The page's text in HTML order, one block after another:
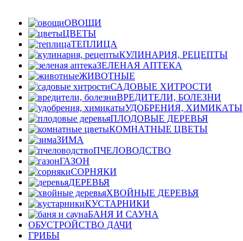
ОВОЩИ
ЦВЕТЫ
ТЕПЛИЦА
КУЛИНАРИЯ, РЕЦЕПТЫ
ЗЕЛЕНАЯ АПТЕКА
ЖИВОТНЫЕ
САДОВЫЕ ХИТРОСТИ
ВРЕДИТЕЛИ, БОЛЕЗНИ
УДОБРЕНИЯ, ХИМИКАТЫ
ПЛОДОВЫЕ ДЕРЕВЬЯ
КОМНАТНЫЕ ЦВЕТЫ
ЗИМА
ПЧЕЛОВОДСТВО
ГАЗОН
СОРНЯКИ
ДЕРЕВЬЯ
ХВОЙНЫЕ ДЕРЕВЬЯ
КУСТАРНИКИ
БАНЯ И САУНА
ОБУСТРОЙСТВО ДАЧИ
ГРИБЫ